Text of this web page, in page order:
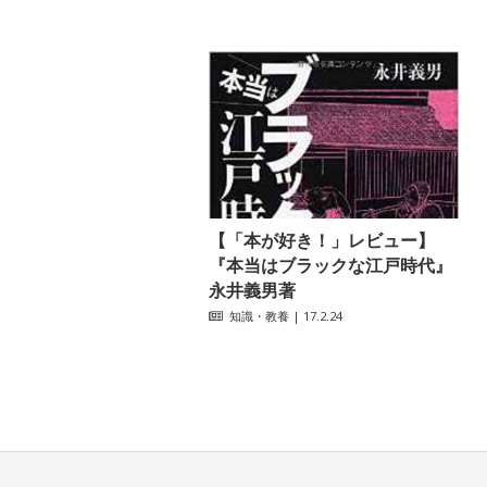
【「本が好き！」レビュー】
『本当はブラックな江戸時代』
永井義男著
知識・教養 | 17.2.24